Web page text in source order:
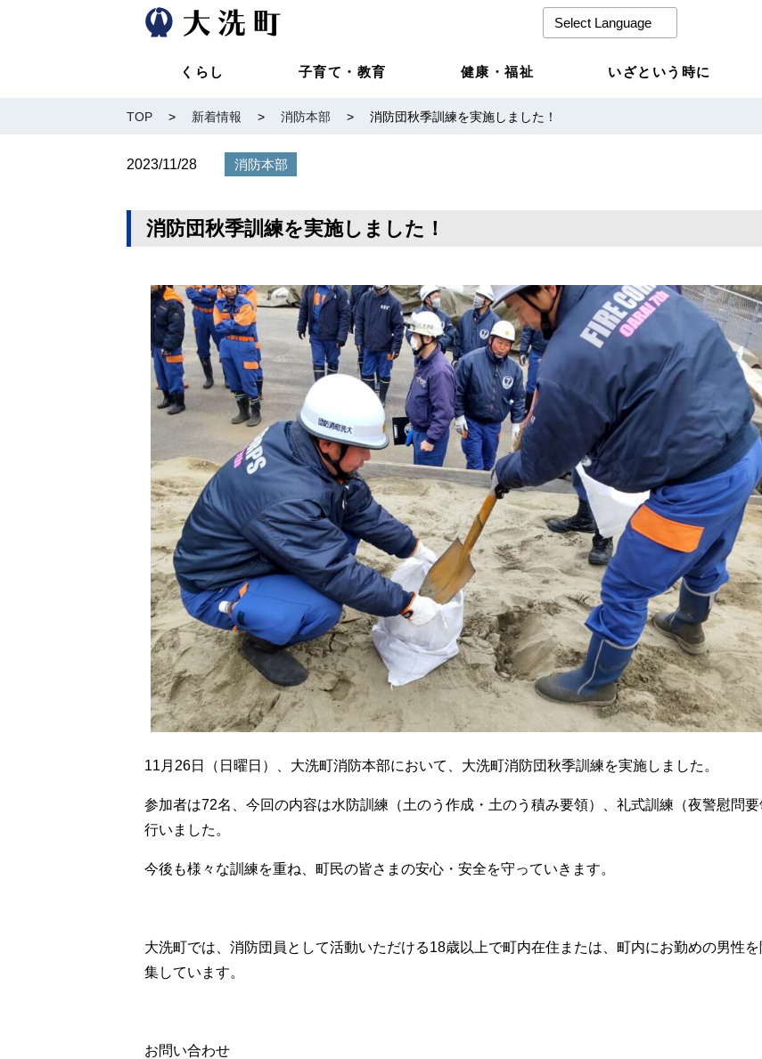
くらし 子育て・教育 健康・福祉 いざという時に
TOP > 新着情報 > 消防本部 > 消防団秋季訓練を実施しました！
2023/11/28 消防本部
消防団秋季訓練を実施しました！
11月26日（日曜日）、大洗町消防本部において、大洗町消防団秋季訓練を実施しました。
参加者は72名、今回の内容は水防訓練（土のう作成・土のう積み要領）、礼式訓練（夜警慰問要
行いました。
今後も様々な訓練を重ね、町民の皆さまの安心・安全を守っていきます。
大洗町では、消防団員として活動いただける18歳以上で町内在住または、町内にお勤めの男性を
集しています。
お問い合わせ